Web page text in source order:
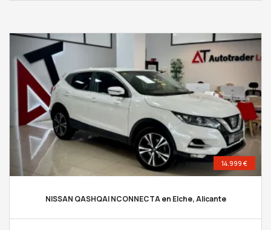
14.999 €
NISSAN QASHQAI NCONNECTA en Elche, Alicante